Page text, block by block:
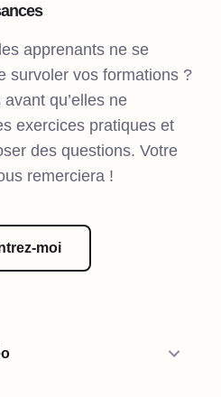
apprenants ne se
survoler vos formations ?
qu’elles ne
exercices pratiques et
des questions. Votre
remerciera !
moi